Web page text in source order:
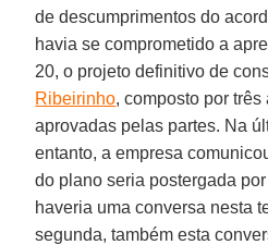
de descumprimentos do
havia se comprometido a
20, o projeto definitivo de
Ribeirinho, composto por
aprovadas pelas partes. Na
entanto, a empresa
do plano seria postergada
haveria uma conversa nesta
segunda, também esta